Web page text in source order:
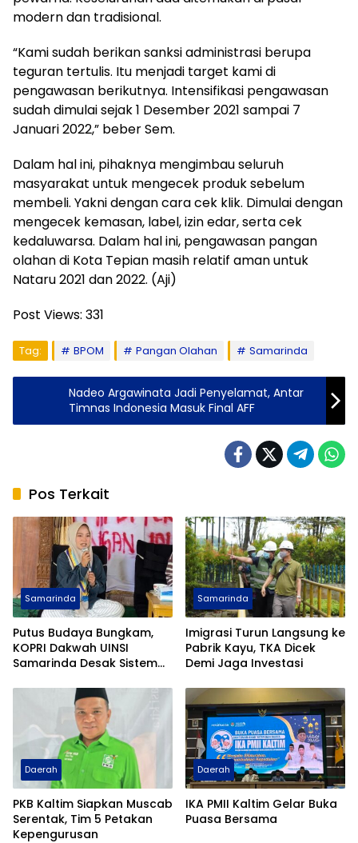
modern dan tradisional.
“Kami sudah berikan sanksi administrasi berupa
teguran tertulis. Itu menjadi target kami di
pengawasan berikutnya. Intensifikasi pengawasan
sudah dimulai sejak 1 Desember 2021 sampai 7
Januari 2022,” beber Sem.
Dalam hal ini, pihaknya mengimbau seluruh
masyarakat untuk mengecek produk sebelum
membeli. Yakni dengan cara cek klik. Dimulai dengan
mengecek kemasan, label, izin edar, serta cek
kedaluwarsa. Dalam hal ini, pengawasan pangan
olahan di Kota Tepian masih relatif aman untuk
Nataru 2021 dan 2022. (Aji)
Post Views: 331
Tag: BPOM Pangan Olahan Samarinda
Nadeo Argawinata Jadi Penyelamat, Antar
Timnas Indonesia Masuk Final AFF
Pos Terkait
Samarinda
Putus Budaya Bungkam,
KOPRI Dakwah UINSI
Samarinda Desak Sistem
Diperkuat
Samarinda
Imigrasi Turun Langsung ke
Pabrik Kayu, TKA Dicek
Demi Jaga Investasi
Daerah
PKB Kaltim Siapkan Muscab
Serentak, Tim 5 Petakan
Kepengurusan
Daerah
IKA PMII Kaltim Gelar Buka
Puasa Bersama